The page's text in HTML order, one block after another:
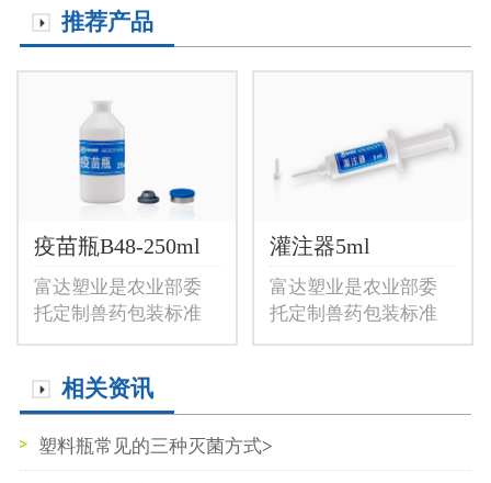
推荐产品
疫苗瓶B48-250ml
富达塑业是农业部委
托定制兽药包装标准
企业，提供B48-250ml
瓶，P...
灌注器5ml
富达塑业是农业部委
托定制兽药包装标准
企业，提供5ml兽用灌
相关资讯
>
塑料瓶常见的三种灭菌方式